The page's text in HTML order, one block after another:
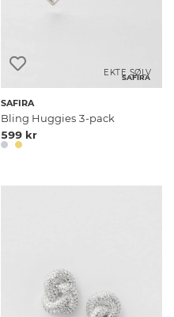
SAFIRA
EKTE SØLV
SAFIRA
Bling Huggies 3-pack
599 kr